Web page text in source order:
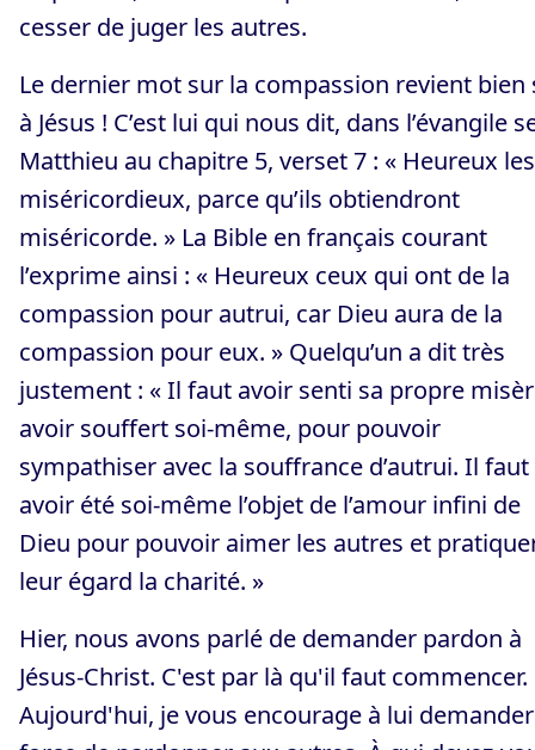
cesser de juger les autres.
Le dernier mot sur la compassion revient bien
à Jésus ! C’est lui qui nous dit, dans l’évangile
Matthieu au chapitre 5, verset 7 : « Heureux les
miséricordieux, parce qu’ils obtiendront
miséricorde. » La Bible en français courant
l’exprime ainsi : « Heureux ceux qui ont de la
compassion pour autrui, car Dieu aura de la
compassion pour eux. » Quelqu’un a dit très
justement : « Il faut avoir senti sa propre
avoir souffert soi-même, pour pouvoir
sympathiser avec la souffrance d’autrui. Il faut
avoir été soi-même l’objet de l’amour infini de
Dieu pour pouvoir aimer les autres et
leur égard la charité. »
Hier, nous avons parlé de demander pardon à
Jésus-Christ. C'est par là qu'il faut commencer.
Aujourd'hui, je vous encourage à lui